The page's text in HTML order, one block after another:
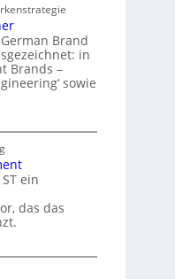
Brand
in
Brands –
sowie
ein
das das